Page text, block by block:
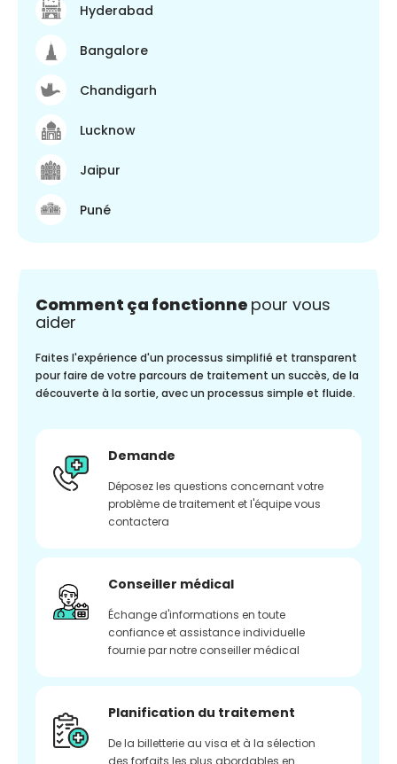
Hyderabad
Bangalore
Chandigarh
Lucknow
Jaipur
Puné
Comment ça fonctionne pour vous
aider
Faites l'expérience d'un processus simplifié et transparent
pour faire de votre parcours de traitement un succès, de la
découverte à la sortie, avec un processus simple et fluide.
Demande
Déposez les questions concernant votre
problème de traitement et l'équipe vous
contactera
Conseiller médical
Échange d'informations en toute
confiance et assistance individuelle
fournie par notre conseiller médical
Planification du traitement
De la billetterie au visa et à la sélection
des forfaits les plus abordables en